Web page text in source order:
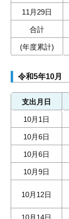
11月29日
合計
(年度累計)
令和5年10月
支出月日
10月1日
10月6日
10月6日
10月9日
10月12日
10月14日